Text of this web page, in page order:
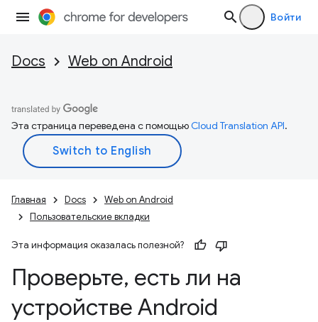
Войти
Docs Web on Android
Эта страница переведена с помощьюCloud Translation API.
Главная Docs
Web on Android
Пользовательские вкладки
Эта информация оказалась полезной?
Проверьте, есть ли на
устройстве Android